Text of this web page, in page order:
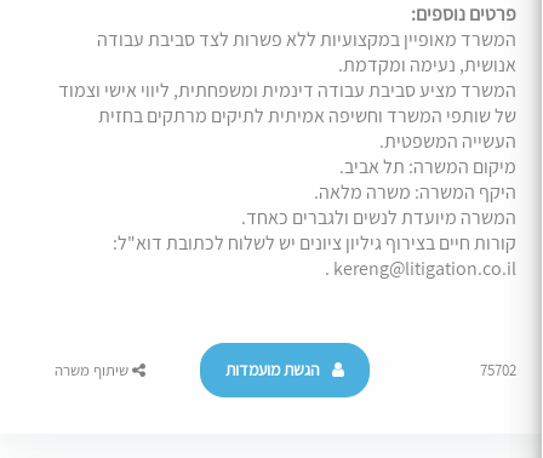
פרטים נוספים:
המשרד מאופיין במקצועיות ללא פשרות לצד סביבת עבודה
אנושית, נעימה ומקדמת.
המשרד מציע סביבת עבודה דינמית ומשפחתית, ליווי אישי וצמוד
של שותפי המשרד וחשיפה אמיתית לתיקים מרתקים בחזית
העשייה המשפטית.
מיקום המשרה: תל אביב.
היקף המשרה: משרה מלאה.
המשרה מיועדת לנשים ולגברים כאחד.
קורות חיים בצירוף גיליון ציונים יש לשלוח לכתובת דוא"ל:
kereng@litigation.co.il .
75702 הגשת מועמדות שיתוף משרה